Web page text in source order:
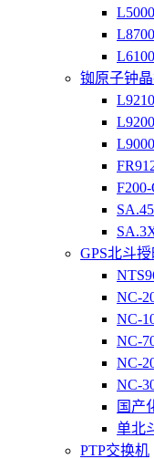
铷原子钟
GPS北斗
NC-
NC-
NC-
NC-
NC-
国产
单北
PTP交换机